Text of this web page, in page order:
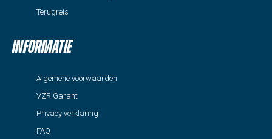
Terugreis
Informatie
Algemene voorwaarden
VZR Garant
Privacy verklaring
FAQ